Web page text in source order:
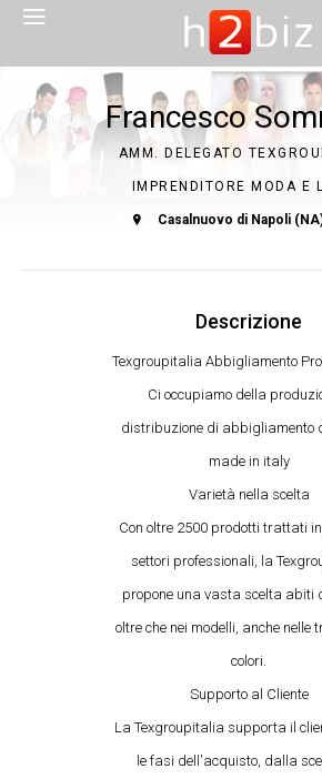
Francesco
AMM. DELEGATO
IMPRENDITORE MODA E
Casalnuovo di Napoli
Descrizione
Texgroupitalia Abbigliamento
Ci occupiamo della
distribuzione di abbigliamento
made in italy
Varietà nella scelta
Con oltre 2500 prodotti trattati
settori professionali, la
propone una vasta scelta abiti
oltre che nei modelli, anche nelle
colori.
Supporto al Cliente
La Texgroupitalia supporta il
le fasi dell'acquisto, dalla